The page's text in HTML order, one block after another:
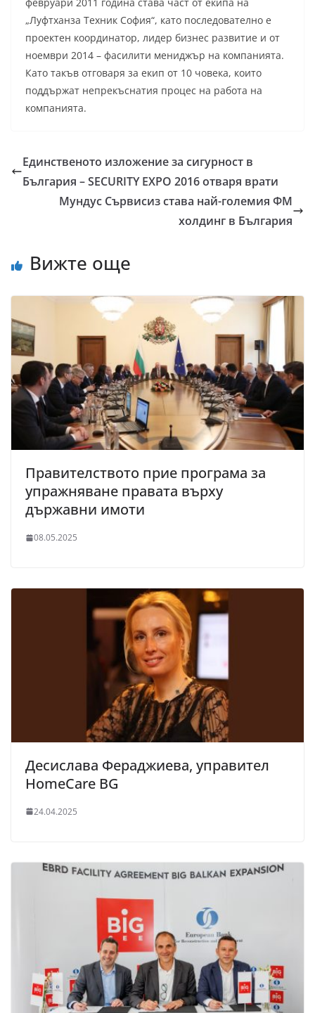
февруари 2011 година става част от екипа на
„Луфтханза Техник София“, като последователно е
проектен координатор, лидер бизнес развитие и от
ноември 2014 – фасилити мениджър на компанията.
Като такъв отговаря за екип от 10 човека, които
поддържат непрекъснатия процес на работа на
компанията.
Единственото изложение за сигурност в
България – SECURITY EXPO 2016 отваря врати
Мундус Сървисиз става най-големия ФМ
холдинг в България
Вижте още
Правителството прие програма за
упражняване правата върху
държавни имоти
08.05.2025
Десислава Фераджиева, управител
HomeCare BG
24.04.2025